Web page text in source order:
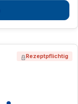
Rezeptpflichtig